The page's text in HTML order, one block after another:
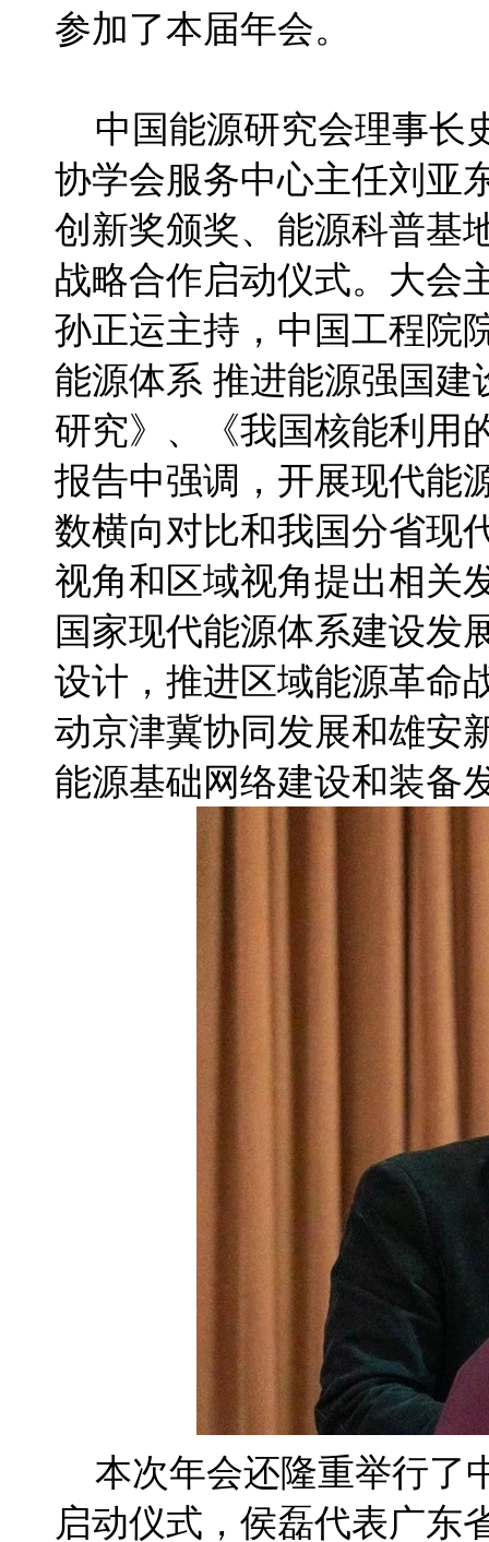
参加了本届年会。
中国能源研究会理事长
协学会服务中心主任刘亚
创新奖颁奖、能源科普基
战略合作启动仪式。大会
孙正运主持，中国工程院
能源体系 推进能源强国
研究》、《我国核能利用
报告中强调，开展现代能
数横向对比和我国分省现
视角和区域视角提出相关
国家现代能源体系建设发
设计，推进区域能源革命
动京津冀协同发展和雄安
能源基础网络建设和装备
本次年会还隆重举行了
启动仪式，侯磊代表广东